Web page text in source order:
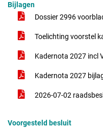
Bijlagen
Dossier 2996
Toelichting voorstel
Kadernota 2027 incl
Kadernota 2027
2026-07-02
Voorgesteld besluit